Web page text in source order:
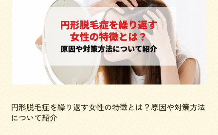
円形脱毛症を繰り返す女性の特徴とは？原因や対策方法
について紹介